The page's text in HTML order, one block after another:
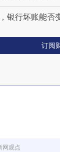
银行坏账能否
订阅
网观点